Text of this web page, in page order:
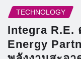
TECHNOLOGY
Integra R.E.
Energy